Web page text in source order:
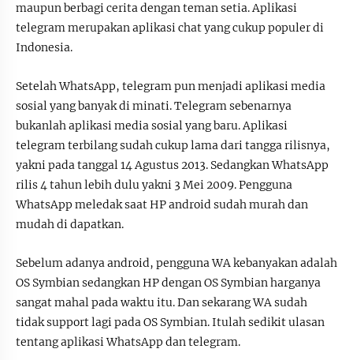
maupun berbagi cerita dengan teman setia. Aplikasi
telegram merupakan aplikasi chat yang cukup populer di
Indonesia.
Setelah WhatsApp, telegram pun menjadi aplikasi media
sosial yang banyak di minati. Telegram sebenarnya
bukanlah aplikasi media sosial yang baru. Aplikasi
telegram terbilang sudah cukup lama dari tangga rilisnya,
yakni pada tanggal 14 Agustus 2013. Sedangkan WhatsApp
rilis 4 tahun lebih dulu yakni 3 Mei 2009. Pengguna
WhatsApp meledak saat HP android sudah murah dan
mudah di dapatkan.
Sebelum adanya android, pengguna WA kebanyakan adalah
OS Symbian sedangkan HP dengan OS Symbian harganya
sangat mahal pada waktu itu. Dan sekarang WA sudah
tidak support lagi pada OS Symbian. Itulah sedikit ulasan
tentang aplikasi WhatsApp dan telegram.